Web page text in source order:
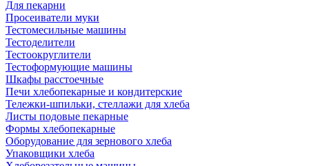
Для пекарни
Просеиватели муки
Тестомесильные машины
Тестоделители
Тестоокруглители
Тестоформующие машины
Шкафы расстоечные
Печи хлебопекарные и кондитерские
Тележки-шпильки, стеллажи для хлеба
Листы подовые пекарные
Формы хлебопекарные
Оборудование для зернового хлеба
Упаковщики хлеба